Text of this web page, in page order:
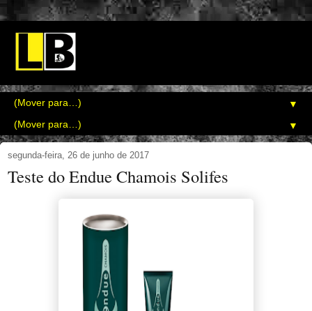
▼
▼
segunda-feira, 26 de junho de 2017
Teste do Endue Chamois Solifes